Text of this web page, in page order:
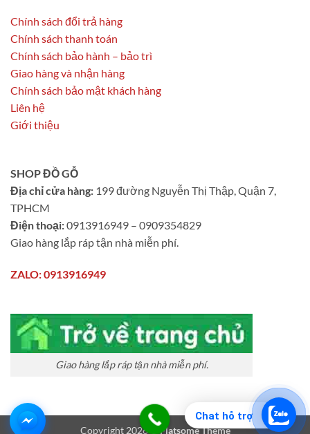
Chat hỗ trợ
Chính sách đổi trả hàng
Chính sách thanh toán
Chính sách bảo hành – bảo trì
Giao hàng và nhận hàng
Chính sách bảo mật khách hàng
Liên hệ
Giới thiệu
SHOP ĐỒ GỖ
Địa chỉ cửa hàng: 199 đường Nguyễn Thị Thập, Quận 7,
TPHCM
Điện thoại:0913916949 – 0909354829
Giao hàng lắp ráp tận nhà miễn phí.
ZALO: 0913916949
Giao hàng lắp ráp tận nhà miễn phí.
Copyright 2026 ©Flatsome Theme